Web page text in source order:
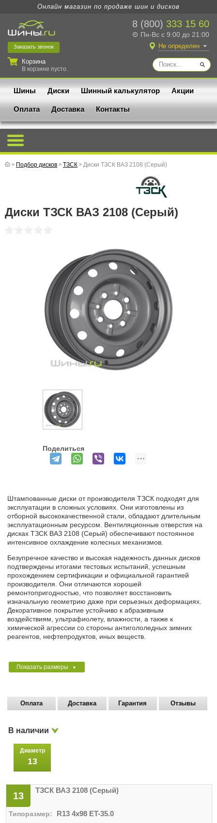
Онлайн магазин по продаже шин и дисков
8 (800) 333 15 60
Пн-Вс с 9:00 до 21:00
Заказать звонок
Корзина
В корзине пусто.
Не определен
Шины Диски Шинный калькулятор Акции
Оплата Доставка Контакты
» Подбор дисков » ТЗСК » Диски ТЗСК ВАЗ 2108 (Серый)
Диски ТЗСК ВАЗ 2108 (Серый)
Поделиться
Штампованные диски от производителя ТЗСК подходят для
эксплуатации в сложных условиях. Они изготовлены из
отборной высококачественной стали, обладают длительным
эксплуатационным ресурсом. Вентиляционные отверстия на
дисках ТЗСК ВАЗ 2108 (Серый) обеспечивают постоянное
интенсивное охлаждение колесных механизмов.
Безупречное качество и высокая надежность данных дисков
подтверждены итогами тестовых испытаний, успешным
прохождением сертификации и официальной гарантией
производителя. Они отличаются хорошей
ремонтопригодностью, что позволяет восстановить
изначальную геометрию даже при серьезных деформациях.
Декоративное покрытие устойчиво к абразивным
воздействиям, ультрафиолету, влажности, а также к
химической агрессии со стороны антигололедных зимних
реагентов, нефтепродуктов, иных веществ.
Показать размеры ▼
Оплата Доставка Гарантия Отзывы
В наличии
Диаметр
13
13
ТЗСК ВАЗ 2108 (Серый)
R13 4x98 ET-35.0